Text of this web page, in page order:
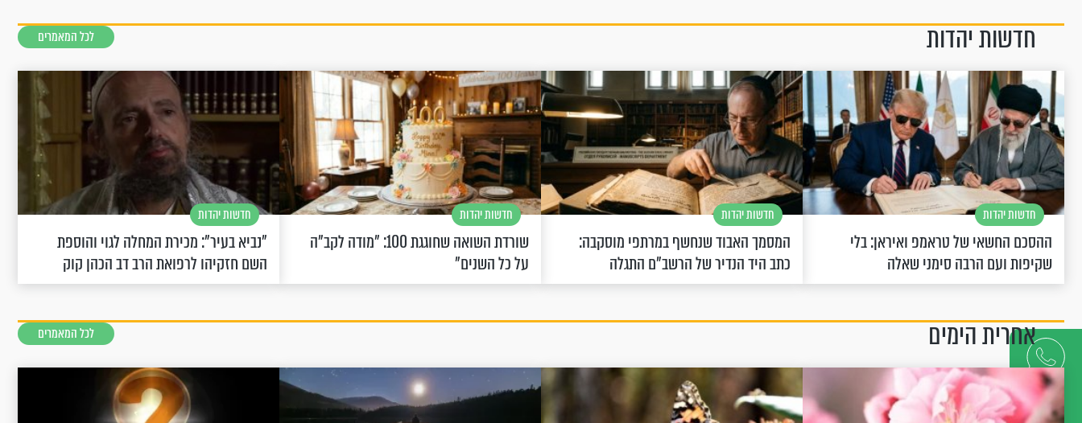
דברו
איתנו
חדשות יהדות לכל המאמרים
חדשות יהדות
ההסכם החשאי של טראמפ ואיראן: בלי
שקיפות ועם הרבה סימני שאלה
חדשות יהדות
המסמך האבוד שנחשף במרתפי מוסקבה:
כתב היד הנדיר של הרשב"ם התגלה
חדשות יהדות
שורדת השואה שחוגגת 100: "מודה לקב"ה
על כל השנים"
חדשות יהדות
"נביא בעיר": מכירת המחלה לגוי והוספת
השם חזקיהו לרפואת הרב דב הכהן קוק
אחרית הימים לכל המאמרים